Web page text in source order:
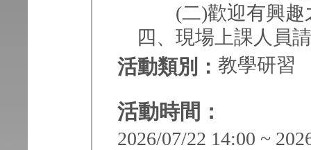
(二)歡迎有興趣
四、現場上課人員
活動類別： 教學研習
活動時間：
2026/07/22 14:00 ~